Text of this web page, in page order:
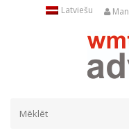
Latviešu